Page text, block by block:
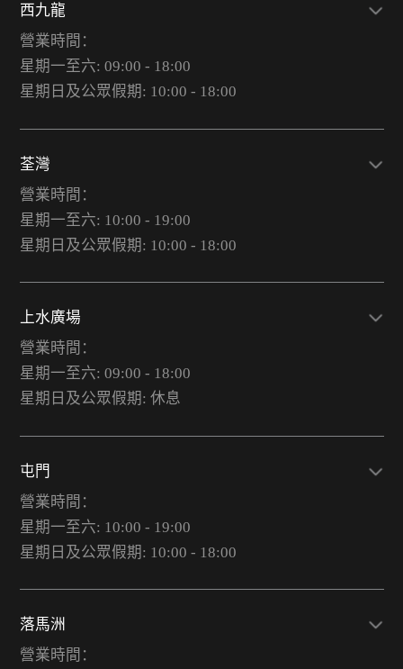
西九龍
營業時間：
星期一至六: 09:00 - 18:00
星期日及公眾假期: 10:00 - 18:00
荃灣
營業時間：
星期一至六: 10:00 - 19:00
星期日及公眾假期: 10:00 - 18:00
上水廣場
營業時間：
星期一至六: 09:00 - 18:00
星期日及公眾假期: 休息
屯門
營業時間：
星期一至六: 10:00 - 19:00
星期日及公眾假期: 10:00 - 18:00
落馬洲
營業時間：